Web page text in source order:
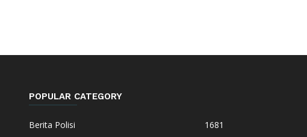
POPULAR CATEGORY
Berita Polisi 1681